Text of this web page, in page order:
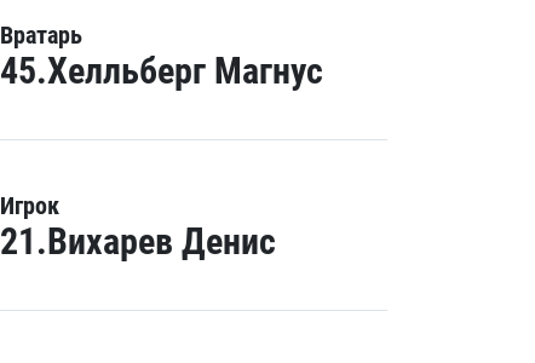
Вратарь
45.Хелльберг Магнус
Игрок
21.Вихарев Денис